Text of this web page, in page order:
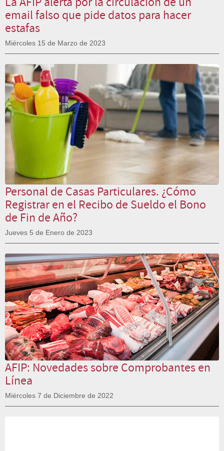
email falso que pide datos para hacer
estafas
Miércoles 15 de Marzo de 2023
Personal de Casas Particulares. ¿Cómo
Registrar en el Recibo de Sueldo el Bono
de Fin de Año?
Jueves 5 de Enero de 2023
AFIP: Novedades sobre Comprobantes en
Línea
Miércoles 7 de Diciembre de 2022